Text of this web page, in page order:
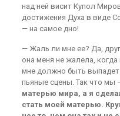
над ней висит Купол
достижения Духа в виде
— на самое дно!
— Жаль ли мне ее? Да,
она меня не жалела,
мне должно быть выпадет
пьяные сцены. Так что мы
матерью мира, а я
стать моей матерью.